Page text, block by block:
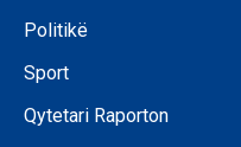
Politikë
Sport
Qytetari Raporton